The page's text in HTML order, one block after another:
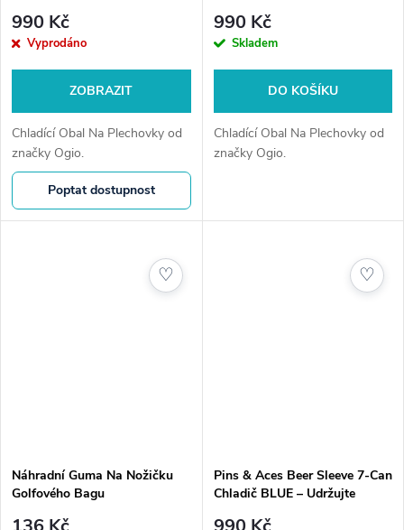
990 Kč
Vyprodáno
ZOBRAZIT
Chladící Obal Na Plechovky od
značky Ogio.
Poptat dostupnost
990 Kč
Skladem
DO KOŠÍKU
Chladící Obal Na Plechovky od
značky Ogio.
Náhradní Guma Na Nožičku
Golfového Bagu
♡
Pins & Aces Beer Sleeve 7-Can
Chladič BLUE – Udržujte
♡